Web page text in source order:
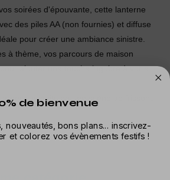
soirées d'épouvante, cette lanterne
des piles AA (non fournies) et diffuse
pour créer une ambiance sinistre.
à thème, vos parcours de maison
ajouter une touche lugubre à votre
vos nuits en une scène de frissons
de bienvenue
nouveautés, bons plans... inscrivez-
et colorez vos évènements festifs !